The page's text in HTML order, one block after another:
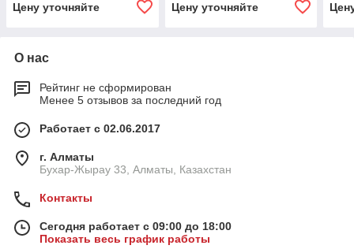
Цену уточняйте
Цену уточняйте
О нас
Рейтинг не сформирован
Менее 5 отзывов за последний год
Работает с 02.06.2017
г. Алматы
Бухар-Жырау 33, Алматы, Казахстан
Контакты
Сегодня работает с 09:00 до 18:00
Показать весь график работы